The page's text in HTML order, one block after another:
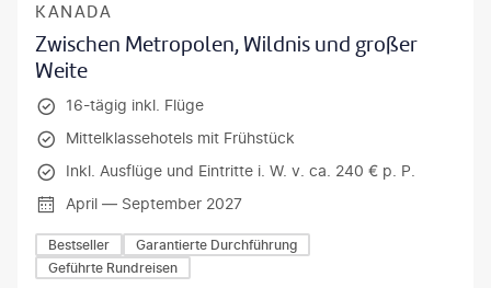
KANADA
Zwischen Metropolen, Wildnis und großer
Weite
16-tägig inkl. Flüge
Mittelklassehotels mit Frühstück
Inkl. Ausflüge und Eintritte i. W. v. ca. 240 € p. P.
April — September 2027
Bestseller
Garantierte Durchführung
Geführte Rundreisen